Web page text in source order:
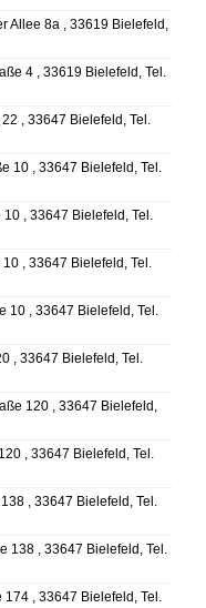
Allee 8a , 33619 Bielefeld,
4 , 33619 Bielefeld, Tel.
, 33647 Bielefeld, Tel.
10 , 33647 Bielefeld, Tel.
, 33647 Bielefeld, Tel.
, 33647 Bielefeld, Tel.
10 , 33647 Bielefeld, Tel.
, 33647 Bielefeld, Tel.
120 , 33647 Bielefeld,
, 33647 Bielefeld, Tel.
, 33647 Bielefeld, Tel.
138 , 33647 Bielefeld, Tel.
174 , 33647 Bielefeld, Tel.